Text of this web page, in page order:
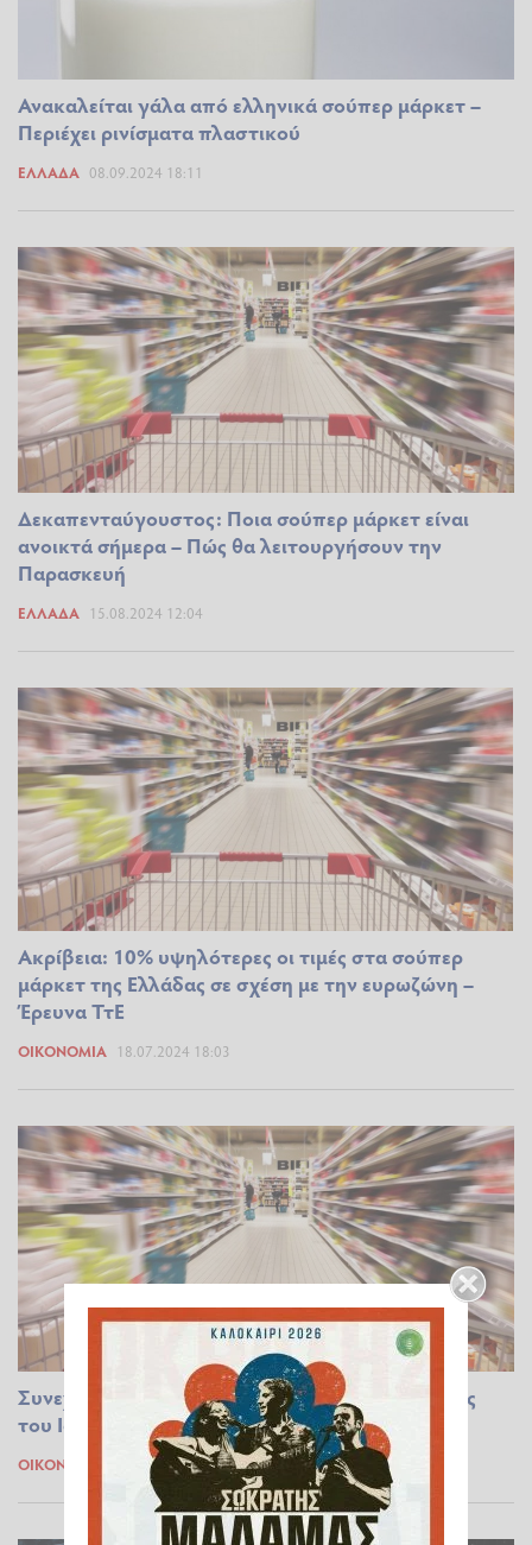
Ανακαλείται γάλα από ελληνικά σούπερ μάρκετ –
Περιέχει ρινίσματα πλαστικού
ΕΛΛΆΔΑ 08.09.2024 18:11
Δεκαπενταύγουστος: Ποια σούπερ μάρκετ είναι
ανοικτά σήμερα – Πώς θα λειτουργήσουν την
Παρασκευή
ΕΛΛΆΔΑ 15.08.2024 12:04
Ακρίβεια: 10% υψηλότερες οι τιμές στα σούπερ
μάρκετ της Ελλάδας σε σχέση με την ευρωζώνη –
Έρευνα ΤτΕ
ΟΙΚΟΝΟΜΊΑ 18.07.2024 18:03
Συνεχίζει να σαρώνει η ακρίβεια – Οι ανατιμήσεις
του Ιουνίου στα σούπερ μάρκετ
ΟΙΚΟΝΟΜΊΑ 06.07.2024 14:09